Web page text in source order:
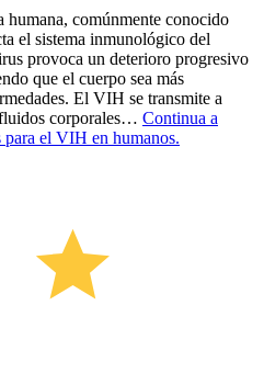
comúnmente conocido
el sistema inmunológico del
provoca un deterioro progresivo
que el cuerpo sea más
El VIH se transmite a
corporales… Continua a
para el VIH en humanos.